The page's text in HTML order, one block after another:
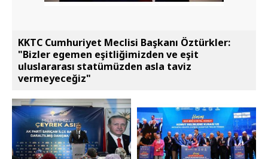
KKTC Cumhuriyet Meclisi Başkanı Öztürkler:
"Bizler egemen eşitliğimizden ve eşit
uluslararası statümüzden asla taviz
vermeyeceğiz"